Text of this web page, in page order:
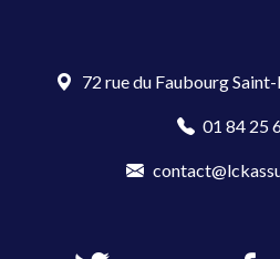
72 rue du Faubourg
01 84 25